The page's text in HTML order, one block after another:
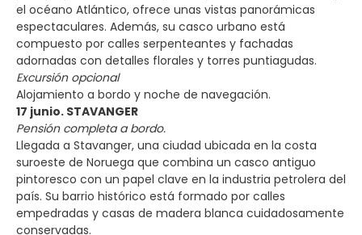
el océano Atlántico, ofrece unas vistas panorámicas
espectaculares. Además, su casco urbano está
compuesto por calles serpenteantes y fachadas
adornadas con detalles florales y torres puntiagudas.
Excursión opcional
Alojamiento a bordo y noche de navegación.
17 junio. STAVANGER
Pensión completa a bordo.
Llegada a Stavanger, una ciudad ubicada en la costa
suroeste de Noruega que combina un casco antiguo
pintoresco con un papel clave en la industria petrolera del
país. Su barrio histórico está formado por calles
empedradas y casas de madera blanca cuidadosamente
conservadas.